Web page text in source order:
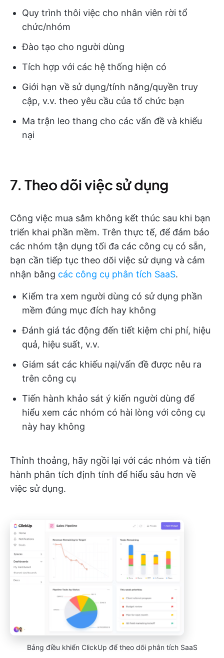
Quy trình thôi việc cho nhân viên rời tổ
chức/nhóm
Đào tạo cho người dùng
Tích hợp với các hệ thống hiện có
Giới hạn về sử dụng/tính năng/quyền truy
cập, v.v. theo yêu cầu của tổ chức bạn
Ma trận leo thang cho các vấn đề và khiếu
nại
7. Theo dõi việc sử dụng
Công việc mua sắm không kết thúc sau khi bạn
triển khai phần mềm. Trên thực tế, để đảm bảo
các nhóm tận dụng tối đa các công cụ có sẵn,
bạn cần tiếp tục theo dõi việc sử dụng và cảm
nhận bằng các công cụ phân tích SaaS.
Kiểm tra xem người dùng có sử dụng phần
mềm đúng mục đích hay không
Đánh giá tác động đến tiết kiệm chi phí, hiệu
quả, hiệu suất, v.v.
Giám sát các khiếu nại/vấn đề được nêu ra
trên công cụ
Tiến hành khảo sát ý kiến người dùng để
hiểu xem các nhóm có hài lòng với công cụ
này hay không
Thỉnh thoảng, hãy ngồi lại với các nhóm và tiến
hành phân tích định tính để hiểu sâu hơn về
việc sử dụng.
Bảng điều khiển ClickUp để theo dõi phân tích SaaS